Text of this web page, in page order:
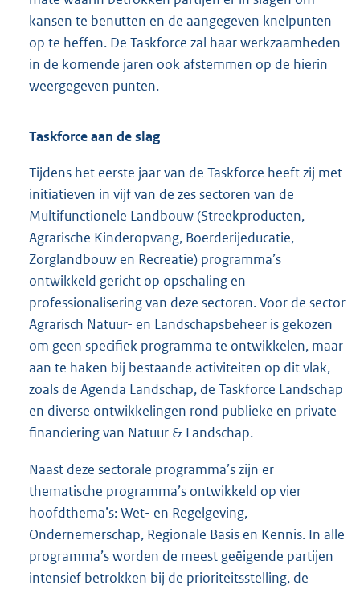
kansen te benutten en de aangegeven knelpunten
op te heffen. De Taskforce zal haar werkzaamheden
in de komende jaren ook afstemmen op de hierin
weergegeven punten.
Taskforce aan de slag
Tijdens het eerste jaar van de Taskforce heeft zij met
initiatieven in vijf van de zes sectoren van de
Multifunctionele Landbouw (Streekproducten,
Agrarische Kinderopvang, Boerderijeducatie,
Zorglandbouw en Recreatie) programma’s
ontwikkeld gericht op opschaling en
professionalisering van deze sectoren. Voor de sector
Agrarisch Natuur- en Landschapsbeheer is gekozen
om geen specifiek programma te ontwikkelen, maar
aan te haken bij bestaande activiteiten op dit vlak,
zoals de Agenda Landschap, de Taskforce Landschap
en diverse ontwikkelingen rond publieke en private
financiering van Natuur & Landschap.
Naast deze sectorale programma’s zijn er
thematische programma’s ontwikkeld op vier
hoofdthema’s: Wet- en Regelgeving,
Ondernemerschap, Regionale Basis en Kennis. In alle
programma’s worden de meest geëigende partijen
intensief betrokken bij de prioriteitsstelling, de